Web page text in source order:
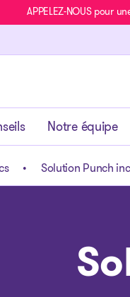
APPELEZ-NOUS pour
Notre équipe
Solution Punch